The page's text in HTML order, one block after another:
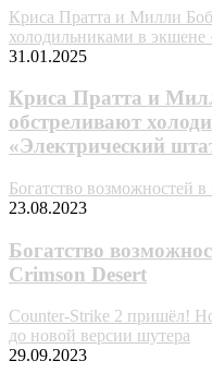
Криса Пратта и Милли
холодильниками в экшене
31.01.2025
Криса Пратта и
обстреливают
«Электрический
Богатство возможностей
23.08.2023
Богатство
Crimson Desert
Counter-Strike 2 пришёл!
до новой версии шутера
29.09.2023